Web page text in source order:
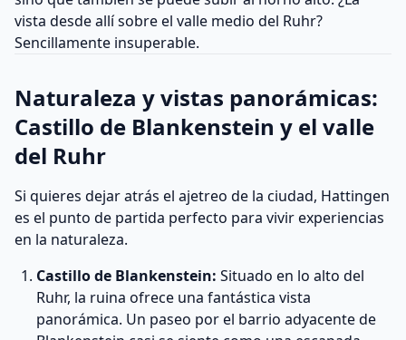
vista desde allí sobre el valle medio del Ruhr?
Sencillamente insuperable.
Naturaleza y vistas panorámicas:
Castillo de Blankenstein y el valle
del Ruhr
Si quieres dejar atrás el ajetreo de la ciudad, Hattingen
es el punto de partida perfecto para vivir experiencias
en la naturaleza.
Castillo de Blankenstein: Situado en lo alto del
Ruhr, la ruina ofrece una fantástica vista
panorámica. Un paseo por el barrio adyacente de